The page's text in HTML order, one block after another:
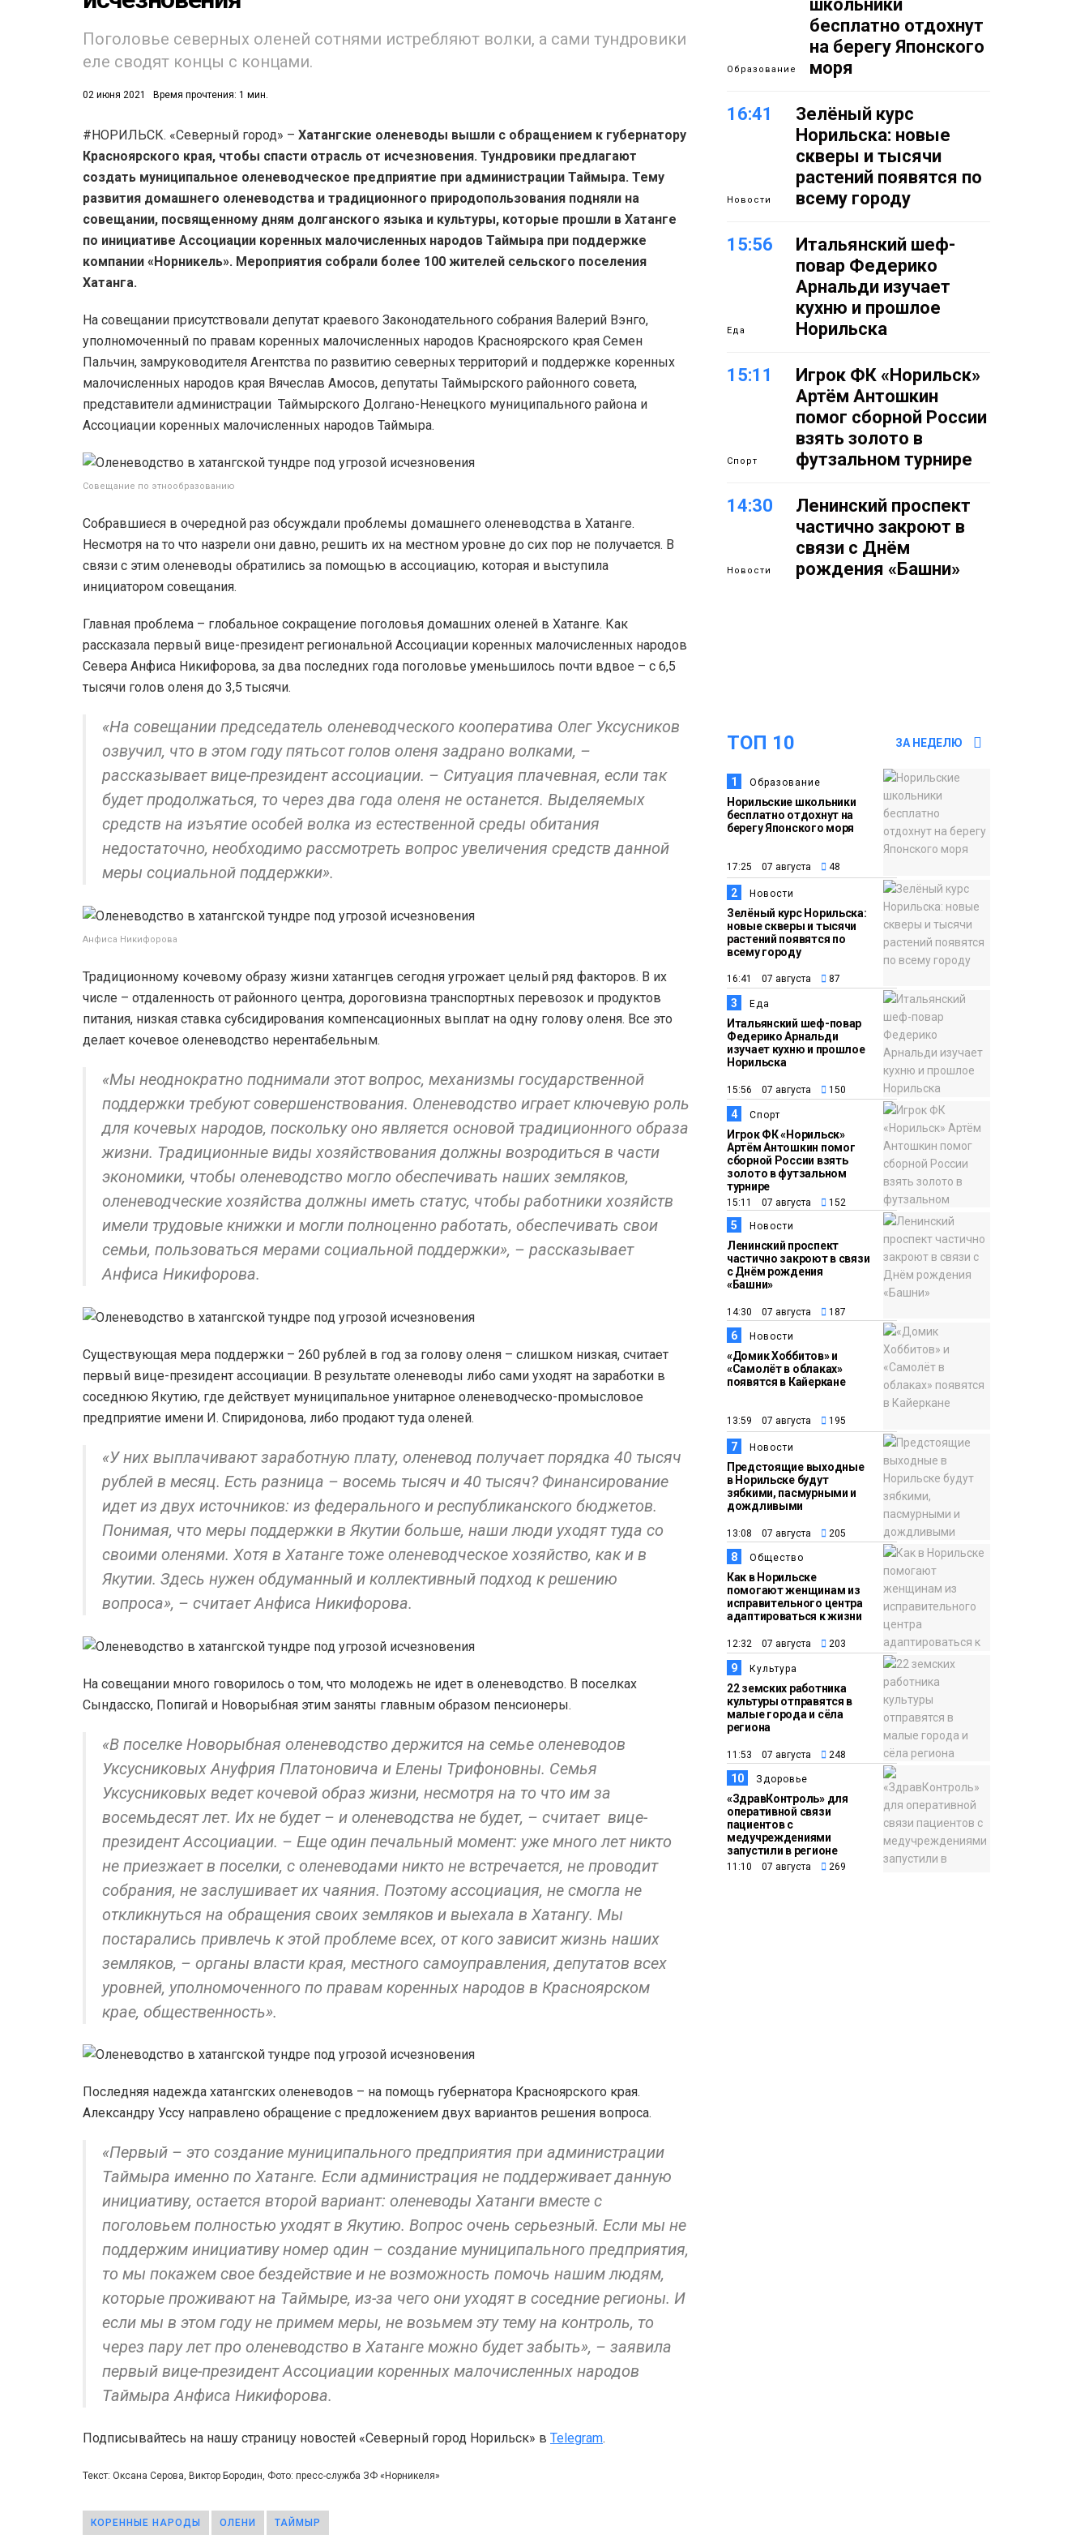
Поголовье северных оленей сотнями истребляют волки, а сами тундровики
еле сводят концы с концами.
02 июня 2021 Время прочтения: 1 мин.
#НОРИЛЬСК. «Северный город» – Хатангские оленеводы вышли с обращением к губернатору
Красноярского края, чтобы спасти отрасль от исчезновения. Тундровики предлагают
создать муниципальное оленеводческое предприятие при администрации Таймыра. Тему
развития домашнего оленеводства и традиционного природопользования подняли на
совещании, посвященному дням долганского языка и культуры, которые прошли в Хатанге
по инициативе Ассоциации коренных малочисленных народов Таймыра при поддержке
компании «Норникель». Мероприятия собрали более 100 жителей сельского поселения
Хатанга.
На совещании присутствовали депутат краевого Законодательного собрания Валерий Вэнго,
уполномоченный по правам коренных малочисленных народов Красноярского края Семен
Пальчин, замруководителя Агентства по развитию северных территорий и поддержке коренных
малочисленных народов края Вячеслав Амосов, депутаты Таймырского районного совета,
представители администрации Таймырского Долгано-Ненецкого муниципального района и
Ассоциации коренных малочисленных народов Таймыра.
Совещание по этнообразованию
Собравшиеся в очередной раз обсуждали проблемы домашнего оленеводства в Хатанге.
Несмотря на то что назрели они давно, решить их на местном уровне до сих пор не получается. В
связи с этим оленеводы обратились за помощью в ассоциацию, которая и выступила
инициатором совещания.
Главная проблема – глобальное сокращение поголовья домашних оленей в Хатанге. Как
рассказала первый вице-президент региональной Ассоциации коренных малочисленных народов
Севера Анфиса Никифорова, за два последних года поголовье уменьшилось почти вдвое – с 6,5
тысячи голов оленя до 3,5 тысячи.
«На совещании председатель оленеводческого кооператива Олег Уксусников
озвучил, что в этом году пятьсот голов оленя задрано волками, –
рассказывает вице-президент ассоциации. – Ситуация плачевная, если так
будет продолжаться, то через два года оленя не останется. Выделяемых
средств на изъятие особей волка из естественной среды обитания
недостаточно, необходимо рассмотреть вопрос увеличения средств данной
меры социальной поддержки».
Анфиса Никифорова
Традиционному кочевому образу жизни хатангцев сегодня угрожает целый ряд факторов. В их
числе – отдаленность от районного центра, дороговизна транспортных перевозок и продуктов
питания, низкая ставка субсидирования компенсационных выплат на одну голову оленя. Все это
делает кочевое оленеводство нерентабельным.
«Мы неоднократно поднимали этот вопрос, механизмы государственной
поддержки требуют совершенствования. Оленеводство играет ключевую роль
для кочевых народов, поскольку оно является основой традиционного образа
жизни. Традиционные виды хозяйствования должны возродиться в части
экономики, чтобы оленеводство могло обеспечивать наших земляков,
оленеводческие хозяйства должны иметь статус, чтобы работники хозяйств
имели трудовые книжки и могли полноценно работать, обеспечивать свои
семьи, пользоваться мерами социальной поддержки», – рассказывает
Анфиса Никифорова.
Существующая мера поддержки – 260 рублей в год за голову оленя – слишком низкая, считает
первый вице-президент ассоциации. В результате оленеводы либо сами уходят на заработки в
соседнюю Якутию, где действует муниципальное унитарное оленеводческо-промысловое
предприятие имени И. Спиридонова, либо продают туда оленей.
«У них выплачивают заработную плату, оленевод получает порядка 40 тысяч
рублей в месяц. Есть разница – восемь тысяч и 40 тысяч? Финансирование
идет из двух источников: из федерального и республиканского бюджетов.
Понимая, что меры поддержки в Якутии больше, наши люди уходят туда со
своими оленями. Хотя в Хатанге тоже оленеводческое хозяйство, как и в
Якутии. Здесь нужен обдуманный и коллективный подход к решению
вопроса», – считает Анфиса Никифорова.
На совещании много говорилось о том, что молодежь не идет в оленеводство. В поселках
Сындасско, Попигай и Новорыбная этим заняты главным образом пенсионеры.
«В поселке Новорыбная оленеводство держится на семье оленеводов
Уксусниковых Ануфрия Платоновича и Елены Трифоновны. Семья
Уксусниковых ведет кочевой образ жизни, несмотря на то что им за
восемьдесят лет. Их не будет – и оленеводства не будет, – считает вице-
президент Ассоциации. – Еще один печальный момент: уже много лет никто
не приезжает в поселки, с оленеводами никто не встречается, не проводит
собрания, не заслушивает их чаяния. Поэтому ассоциация, не смогла не
откликнуться на обращения своих земляков и выехала в Хатангу. Мы
постарались привлечь к этой проблеме всех, от кого зависит жизнь наших
земляков, – органы власти края, местного самоуправления, депутатов всех
уровней, уполномоченного по правам коренных народов в Красноярском
крае, общественность».
Последняя надежда хатангских оленеводов – на помощь губернатора Красноярского края.
Александру Уссу направлено обращение с предложением двух вариантов решения вопроса.
«Первый – это создание муниципального предприятия при администрации
Таймыра именно по Хатанге. Если администрация не поддерживает данную
инициативу, остается второй вариант: оленеводы Хатанги вместе с
поголовьем полностью уходят в Якутию. Вопрос очень серьезный. Если мы не
поддержим инициативу номер один – создание муниципального предприятия,
то мы покажем свое бездействие и не возможность помочь нашим людям,
которые проживают на Таймыре, из-за чего они уходят в соседние регионы. И
если мы в этом году не примем меры, не возьмем эту тему на контроль, то
через пару лет про оленеводство в Хатанге можно будет забыть», – заявила
первый вице-президент Ассоциации коренных малочисленных народов
Таймыра Анфиса Никифорова.
Подписывайтесь на нашу страницу новостей «Северный город Норильск» в Telegram.
Текст: Оксана Серова, Виктор Бородин, Фото: пресс-служба ЗФ «Норникеля»
КОРЕННЫЕ НАРОДЫ ОЛЕНИ ТАЙМЫР
Образование
школьники
бесплатно отдохнут
на берегу Японского
моря
16:41
Новости
Зелёный курс
Норильска: новые
скверы и тысячи
растений появятся по
всему городу
15:56
Еда
Итальянский шеф-
повар Федерико
Арнальди изучает
кухню и прошлое
Норильска
15:11
Спорт
Игрок ФК «Норильск»
Артём Антошкин
помог сборной России
взять золото в
футзальном турнире
14:30
Новости
Ленинский проспект
частично закроют в
связи с Днём
рождения «Башни»
Новости
Норильске будут
зябкими, пасмурными
и дождливыми
12:32
Общество
Как в Норильске
помогают женщинам
из исправительного
адаптироваться к
жизни
11:53
Культура
22 земских работника
культуры отправятся
в малые города и сёла
региона
11:10
Здоровье
«ЗдравКонтроль» для
оперативной связи
пациентов с
медучреждениями
запустили в регионе
ТОП 10 ЗА НЕДЕЛЮ
1 Образование
Норильские школьники
бесплатно отдохнут на
берегу Японского моря
17:25 07 августа 48
2 Новости
Зелёный курс Норильска:
новые скверы и тысячи
растений появятся по
всему городу
16:41 07 августа 87
3 Еда
Итальянский шеф-повар
Федерико Арнальди
изучает кухню и прошлое
Норильска
15:56 07 августа 150
4 Спорт
Игрок ФК «Норильск»
Артём Антошкин помог
сборной России взять
золото в футзальном
турнире
15:11 07 августа 152
5 Новости
Ленинский проспект
частично закроют в связи
с Днём рождения
«Башни»
14:30 07 августа 187
6 Новости
«Домик Хоббитов» и
«Самолёт в облаках»
появятся в Кайеркане
13:59 07 августа 195
7 Новости
Предстоящие выходные
в Норильске будут
зябкими, пасмурными и
дождливыми
13:08 07 августа 205
8 Общество
Как в Норильске
помогают женщинам из
исправительного центра
адаптироваться к жизни
12:32 07 августа 203
9 Культура
22 земских работника
культуры отправятся в
малые города и сёла
региона
11:53 07 августа 248
10 Здоровье
«ЗдравКонтроль» для
оперативной связи
пациентов с
медучреждениями
запустили в регионе
11:10 07 августа 269